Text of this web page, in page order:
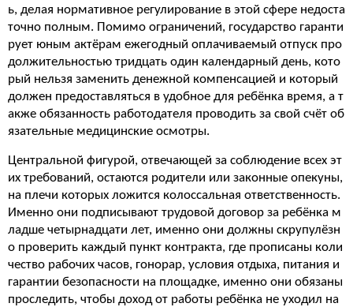
ь, делая нормативное регулирование в этой сфере недоста
точно полным. Помимо ограничений, государство гаранти
рует юным актёрам ежегодный оплачиваемый отпуск про
должительностью тридцать один календарный день, кото
рый нельзя заменить денежной компенсацией и который
должен предоставляться в удобное для ребёнка время, а т
акже обязанность работодателя проводить за свой счёт об
язательные медицинские осмотры.
Центральной фигурой, отвечающей за соблюдение всех эт
их требований, остаются родители или законные опекуны,
на плечи которых ложится колоссальная ответственность.
Именно они подписывают трудовой договор за ребёнка м
ладше четырнадцати лет, именно они должны скрупулёзн
о проверить каждый пункт контракта, где прописаны коли
чество рабочих часов, гонорар, условия отдыха, питания и
гарантии безопасности на площадке, именно они обязаны
проследить, чтобы доход от работы ребёнка не уходил на